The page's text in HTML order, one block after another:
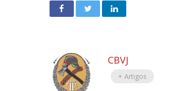
CBVJ
+ Artigos